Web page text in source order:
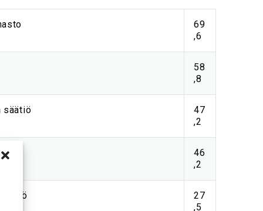
69
,6
58
,8
säätiö
47
,2
46
,2
27
,5